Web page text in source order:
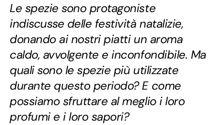
Le spezie sono protagoniste
indiscusse delle festività natalizie,
donando ai nostri piatti un aroma
caldo, avvolgente e inconfondibile. Ma
quali sono le spezie più utilizzate
durante questo periodo? E come
possiamo sfruttare al meglio i loro
profumi e i loro sapori?